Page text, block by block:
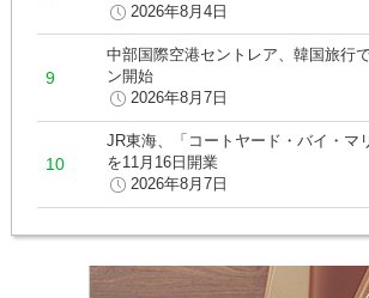
2026年8月4日
中部国際空港セントレア、韓国旅行
ン開始
2026年8月7日
JR東海、「コートヤード・バイ・マ
を11月16日開業
2026年8月7日